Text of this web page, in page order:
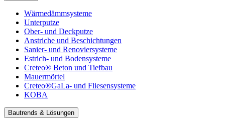
Wärmedämmsysteme
Unterputze
Ober- und Deckputze
Anstriche und Beschichtungen
Sanier- und Renoviersysteme
Estrich- und Bodensysteme
Creteo® Beton und Tiefbau
Mauermörtel
Creteo®GaLa- und Fliesensysteme
KOBA
Bautrends & Lösungen